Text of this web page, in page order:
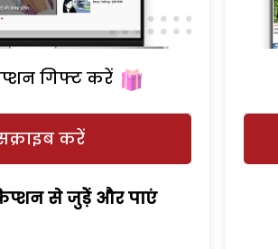
गिफ्ट करें
करें
से जुड़ेें और पाएं